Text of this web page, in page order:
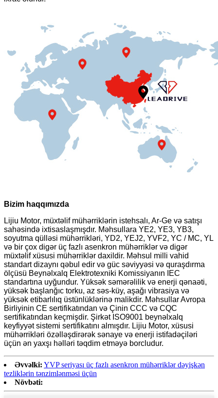
Bizim haqqımızda
Lijiu Motor, müxtəlif mühərriklərin istehsalı, Ar-Ge və satışı
sahəsində ixtisaslaşmışdır. Məhsullara YE2, YE3, YB3,
soyutma qülləsi mühərrikləri, YD2, YEJ2, YVF2, YC / MC, YL
və bir çox digər üç fazlı asenkron mühərriklər və digər
müxtəlif xüsusi mühərriklər daxildir. Məhsul milli vahid
standart dizaynı qəbul edir və güc səviyyəsi və quraşdırma
ölçüsü Beynəlxalq Elektrotexniki Komissiyanın IEC
standartına uyğundur. Yüksək səmərəlilik və enerji qənaəti,
yüksək başlanğıc torku, az səs-küy, aşağı vibrasiya və
yüksək etibarlılıq üstünlüklərinə malikdir. Məhsullar Avropa
Birliyinin CE sertifikatından və Çinin CCC və CQC
sertifikatından keçmişdir. Şirkət ISO9001 beynəlxalq
keyfiyyət sistemi sertifikatını almışdır. Lijiu Motor, xüsusi
mühərrikləri özəlləşdirərək sənaye və enerji istifadəçiləri
üçün ən yaxşı həlləri təqdim etməyə borcludur.
Əvvəlki: YVP seriyası üç fazlı asenkron mühərriklər dəyişkən
tezliklərin tənzimlənməsi üçün
Növbəti: